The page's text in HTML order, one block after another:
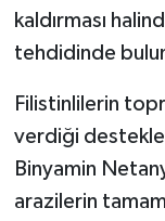
kaldırması
tehdidinde
Filistinlilerin
verdiği destekle
Binyamin
arazilerin